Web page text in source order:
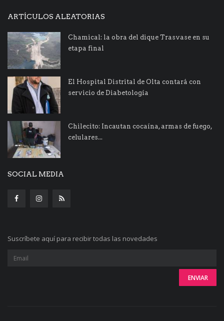
ARTÍCULOS ALEATORIAS
Chamical: la obra del dique Trasvase en su
etapa final
El Hospital Distrital de Olta contará con
servicio de Diabetología
Chilecito: Incautan cocaína, armas de fuego,
celulares...
SOCIAL MEDIA
Suscríbete aquí para recibir todas las novedades